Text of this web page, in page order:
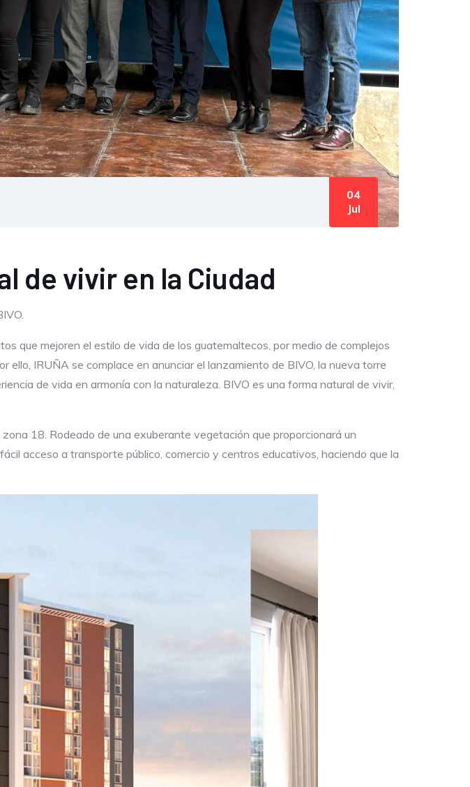
04
Jul
de vivir en la Ciudad
que mejoren el estilo de vida de los guatemaltecos, por medio de complejos
IRUÑA se complace en anunciar el lanzamiento de BIVO, la nueva torre
de vida en armonía con la naturaleza. BIVO es una forma natural de vivir,
18. Rodeado de una exuberante vegetación que proporcionará un
acceso a transporte público, comercio y centros educativos, haciendo que la